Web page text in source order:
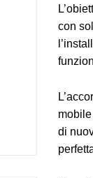
con
di